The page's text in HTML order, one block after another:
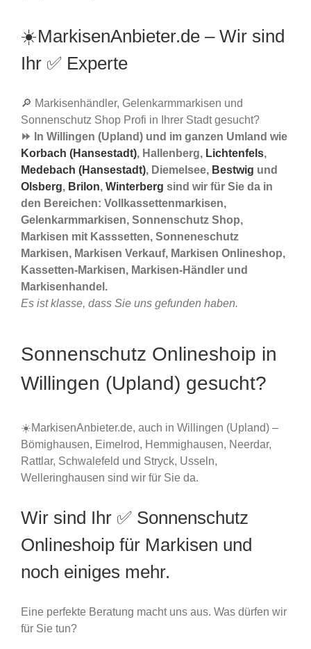
☀️MarkisenAnbieter.de – Wir sind
Ihr ✅ Experte
🔎 Markisenhändler, Gelenkarmmarkisen und
Sonnenschutz Shop Profi in Ihrer Stadt gesucht?
⏩ In Willingen (Upland) und im ganzen Umland wie
Korbach (Hansestadt), Hallenberg, Lichtenfels,
Medebach (Hansestadt), Diemelsee, Bestwig und
Olsberg, Brilon, Winterberg sind wir für Sie da in
den Bereichen: Vollkassettenmarkisen,
Gelenkarmmarkisen, Sonnenschutz Shop,
Markisen mit Kasssetten, Sonneneschutz
Markisen, Markisen Verkauf, Markisen Onlineshop,
Kassetten-Markisen, Markisen-Händler und
Markisenhandel.
Es ist klasse, dass Sie uns gefunden haben.
Sonnenschutz Onlineshoip in
Willingen (Upland) gesucht?
☀️MarkisenAnbieter.de, auch in Willingen (Upland) –
Bömighausen, Eimelrod, Hemmighausen, Neerdar,
Rattlar, Schwalefeld und Stryck, Usseln,
Welleringhausen sind wir für Sie da.
Wir sind Ihr ✅ Sonnenschutz
Onlineshoip für Markisen und
noch einiges mehr.
Eine perfekte Beratung macht uns aus. Was dürfen wir
für Sie tun?